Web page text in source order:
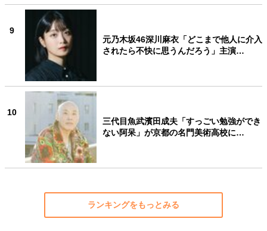
9
元乃木坂46深川麻衣「どこまで他人に介入
されたら不快に思うんだろう」主演…
10
三代目魚武濱田成夫「すっごい勉強ができ
ない阿呆」が京都の名門美術高校に…
ランキングをもっとみる